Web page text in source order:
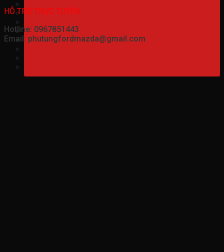
Ford Focus
Ford Modeo
Ford Transit
HỖ TRỢ TRỰC TUYẾN
Hotline: 0967851443
Email: phutungfordmazda@gmail.com